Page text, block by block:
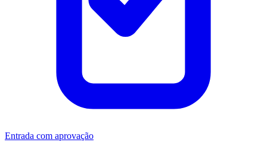
Entrada com aprovação